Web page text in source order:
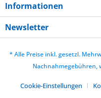
Informationen
Newsletter
* Alle Preise inkl. gesetzl.
Nachnahmegebühren,
Cookie-Einstellungen